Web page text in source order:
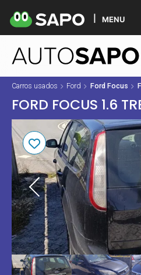
MENU
Carros usados Ford Ford Focus
FORD FOCUS 1.6